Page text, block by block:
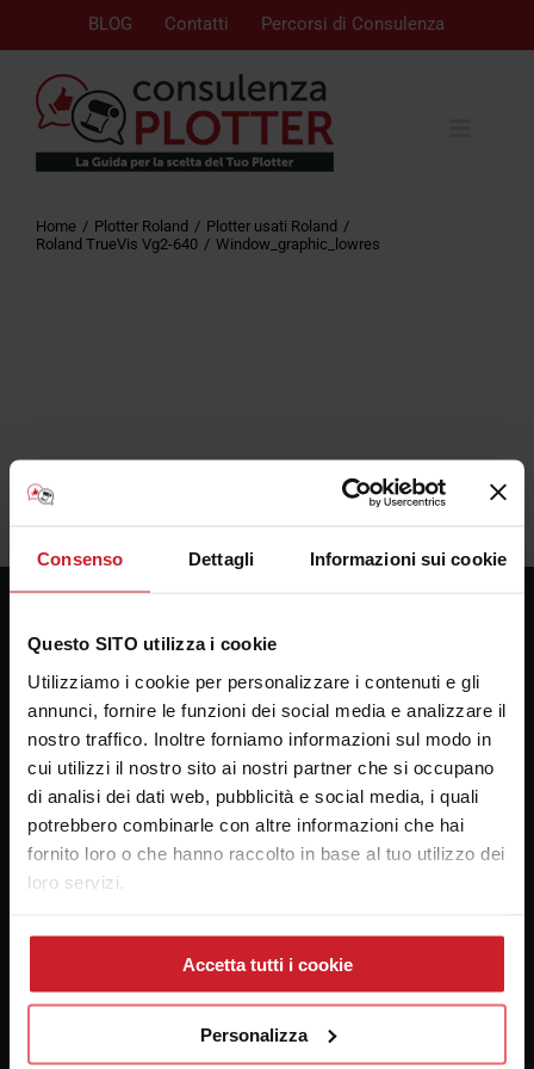
Consenso Dettagli Informazioni sui cookie
Questo SITO utilizza i cookie
Utilizziamo i cookie per personalizzare i contenuti e gli
annunci, fornire le funzioni dei social media e analizzare il
nostro traffico. Inoltre forniamo informazioni sul modo in
cui utilizzi il nostro sito ai nostri partner che si occupano
di analisi dei dati web, pubblicità e social media, i quali
potrebbero combinarle con altre informazioni che hai
fornito loro o che hanno raccolto in base al tuo utilizzo dei
loro servizi.
Accetta tutti i cookie
Personalizza
BLOG Contatti Percorsi di Consulenza
Home Plotter Roland
Plotter usati Roland
Roland TrueVis Vg2-640
Window_graphic_lowres
Presso la sede della Bosco forniture Grafiche s.a.s.
Via Principe di Paternò 174
90145 Palermo
email:alebosco@consulenzaplotter.it
Cellulare: 3347247609
Percorsi di Consulenza